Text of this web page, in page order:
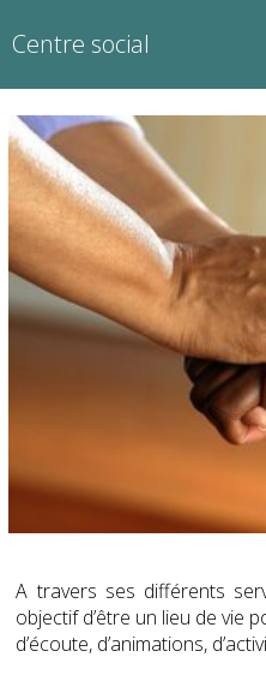
Centre social
A travers ses différents
objectif d’être un lieu de vie
d’écoute, d’animations,